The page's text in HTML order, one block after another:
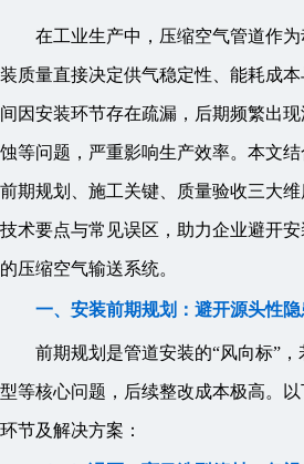
在工业生产中，压缩空气管道作
装质量直接决定供气稳定性、能耗成
间因安装环节存在疏漏，后期频繁出
蚀等问题，严重影响生产效率。本文
前期规划、施工关键、质量验收三大
技术要点与常见误区，助力企业避开
的压缩空气输送系统。
一、安装前期规划：避开源头性
前期规划是管道安装的“风向标”
型等核心问题，后续整改成本极高。
环节及解决方案：